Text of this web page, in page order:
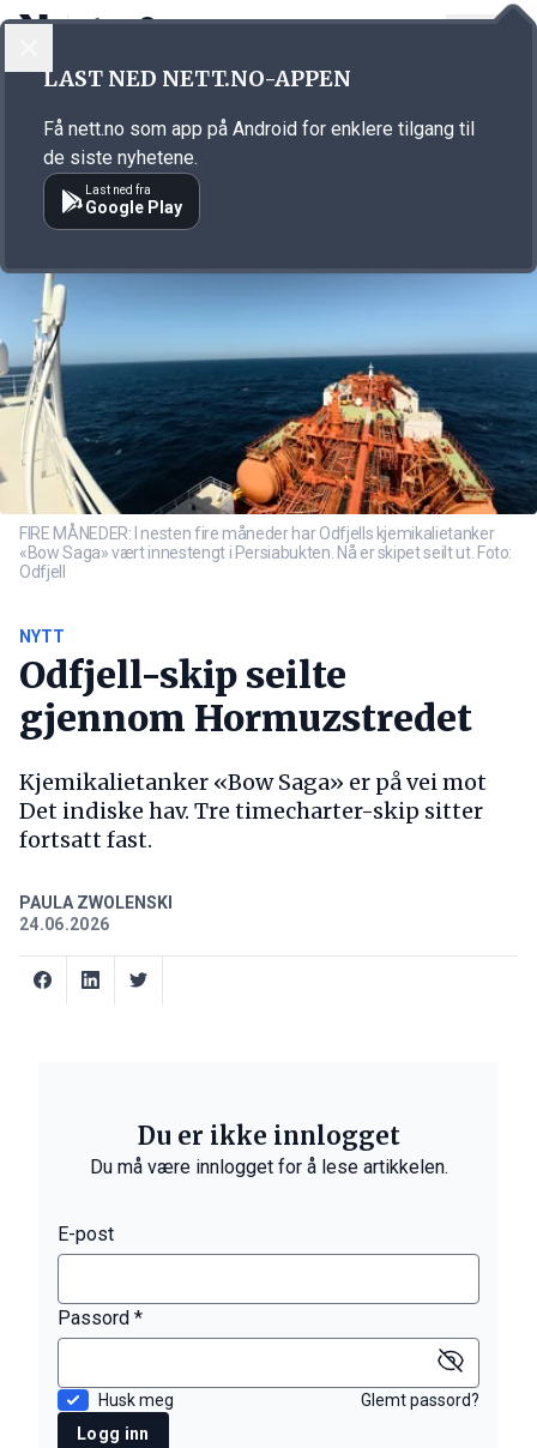
Annonsørinnhold
FIRE MÅNEDER: I nesten fire måneder har Odfjells kjemikalietanker
«Bow Saga» vært innestengt i Persiabukten. Nå er skipet seilt ut. Foto:
Odfjell
NYTT
Odfjell-skip seilte
gjennom Hormuzstredet
Kjemikalietanker «Bow Saga» er på vei mot
Det indiske hav. Tre timecharter-skip sitter
fortsatt fast.
PAULA ZWOLENSKI
24.06.2026
Du er ikke innlogget
Du må være innlogget for å lese artikkelen.
E-post
Passord *
Husk meg
Glemt passord?
Logg inn
LAST NED NETT.NO-APPEN
Få nett.no som app på Android for enklere tilgang til
de siste nyhetene.
Last ned fra
Google Play